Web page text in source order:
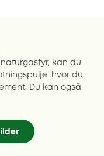
kan du
hvor du
Du kan også